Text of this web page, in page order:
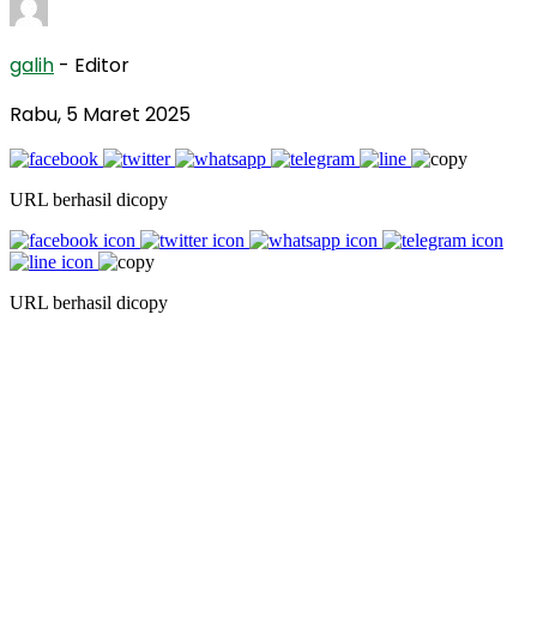
galih - Editor
Rabu, 5 Maret 2025
URL berhasil dicopy
URL berhasil dicopy